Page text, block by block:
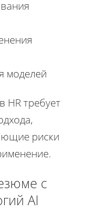
моделей
HR требует
риски
с
AI